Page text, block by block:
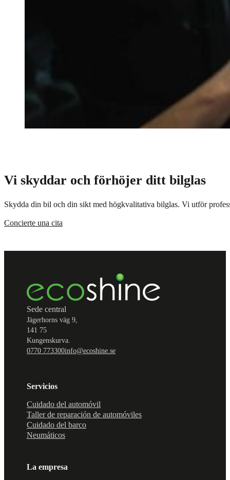
Vi skyddar och förhöjer ditt bilglas
Skydda din bil och din sikt med högkvalitativa bilglas. Vi utför
Concierte una cita
Sede central
Jägerhorns väg 9,
141 75
Kungenskurva.
0770 773300info@ecoshine.se
Servicios
Cuidado del automóvil
Taller de reparación de automóviles
Cuidado del barco
Neumáticos
La empresa